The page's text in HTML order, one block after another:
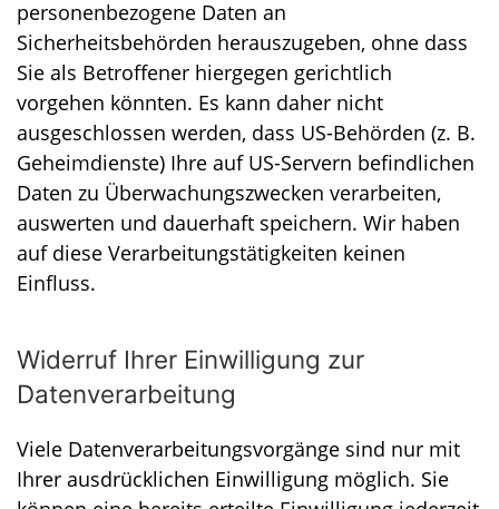
personenbezogene Daten an
Sicherheitsbehörden herauszugeben, ohne dass
Sie als Betroffener hiergegen gerichtlich
vorgehen könnten. Es kann daher nicht
ausgeschlossen werden, dass US-Behörden (z. B.
Geheimdienste) Ihre auf US-Servern befindlichen
Daten zu Überwachungszwecken verarbeiten,
auswerten und dauerhaft speichern. Wir haben
auf diese Verarbeitungstätigkeiten keinen
Einfluss.
Widerruf Ihrer Einwilligung zur
Datenverarbeitung
Viele Datenverarbeitungsvorgänge sind nur mit
Ihrer ausdrücklichen Einwilligung möglich. Sie